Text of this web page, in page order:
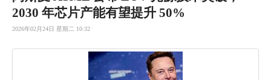
2030 年芯片产能有望提升 50%
2026年02月24日 星期二 10:32